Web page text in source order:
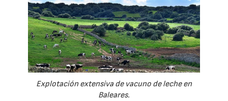
Explotación extensiva de vacuno de leche en
Baleares.